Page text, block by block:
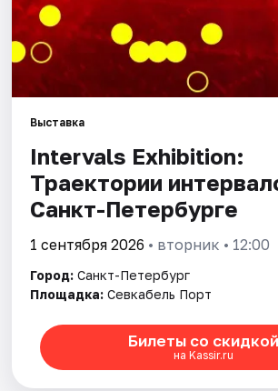
Выставка
Intervals Exhibition:
Траектории
Санкт-Петербурге
1 сентября 2026 • вторник • 12:00
Город: Санкт-Петербург
Площадка: Севкабель Порт
Билеты со скидкой
на Kassir.ru